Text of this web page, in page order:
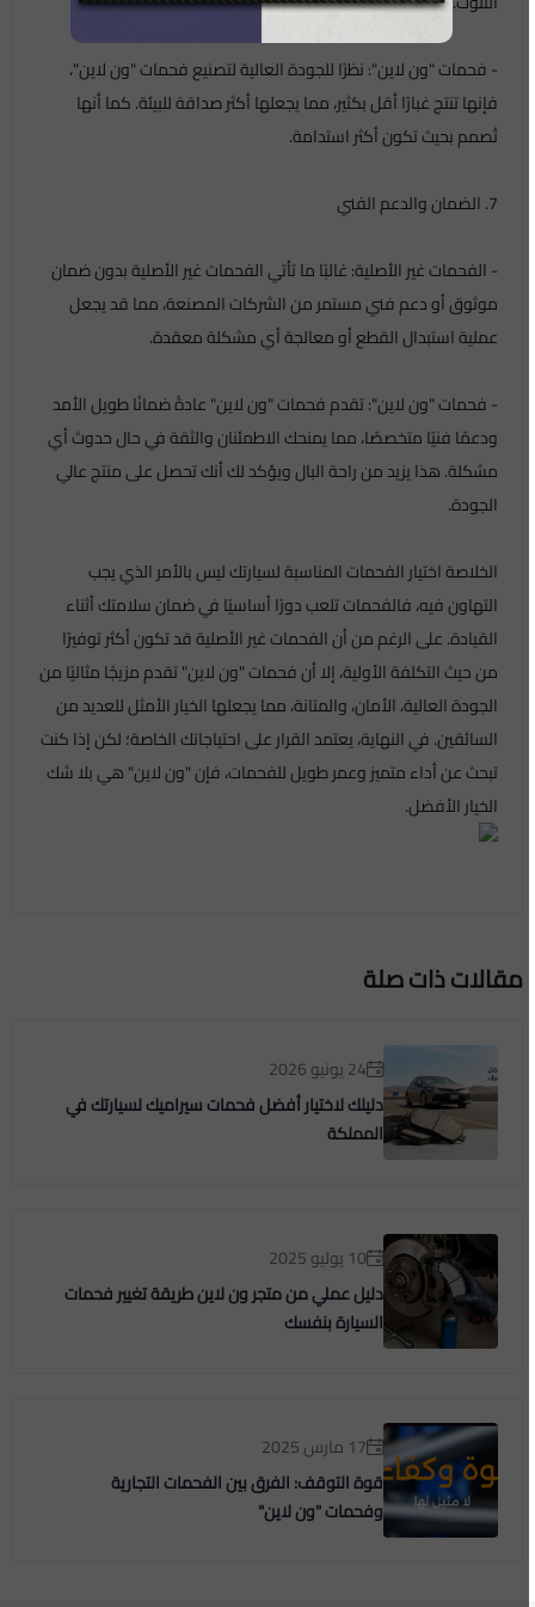
- فحمات "ون لاين": نظرًا للجودة العالية لتصنيع فحمات "ون لاين"،
فإنها تنتج غبارًا أقل بكثير، مما يجعلها أكثر صداقة للبيئة. كما أنها
تُصمم بحيث تكون أكثر استدامة.
7. الضمان والدعم الفني
- الفحمات غير الأصلية: غالبًا ما تأتي الفحمات غير الأصلية بدون ضمان
موثوق أو دعم فني مستمر من الشركات المصنعة، مما قد يجعل
عملية استبدال القطع أو معالجة أي مشكلة معقدة.
- فحمات "ون لاين": تقدم فحمات "ون لاين" عادةً ضمانًا طويل الأمد
ودعمًا فنيًا متخصصًا، مما يمنحك الاطمئنان والثقة في حال حدوث أي
مشكلة. هذا يزيد من راحة البال ويؤكد لك أنك تحصل على منتج عالي
الجودة.
الخلاصة اختيار الفحمات المناسبة لسيارتك ليس بالأمر الذي يجب
التهاون فيه، فالفحمات تلعب دورًا أساسيًا في ضمان سلامتك أثناء
القيادة. على الرغم من أن الفحمات غير الأصلية قد تكون أكثر توفيرًا
من حيث التكلفة الأولية، إلا أن فحمات "ون لاين" تقدم مزيجًا مثاليًا من
الجودة العالية، الأمان، والمتانة، مما يجعلها الخيار الأمثل للعديد من
السائقين. في النهاية، يعتمد القرار على احتياجاتك الخاصة؛ لكن إذا كنت
تبحث عن أداء متميز وعمر طويل للفحمات، فإن "ون لاين" هي بلا شك
الخيار الأفضل.
مقالات ذات صلة
24 يونيو 2026
دليلك لاختيار أفضل فحمات سيراميك لسيارتك في
المملكة
10 يوليو 2025
دليل عملي من متجر ون لاين طريقة تغيير فحمات
السيارة بنفسك
17 مارس 2025
قوة التوقف: الفرق بين الفحمات التجارية
وفحمات "ون لاين"